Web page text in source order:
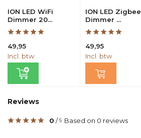
ION LED WiFi
Dimmer 20...
49,95
Incl. btw
ION LED Zigbee
Dimmer ...
49,95
Incl. btw
Reviews
0 /5 Based on 0 reviews